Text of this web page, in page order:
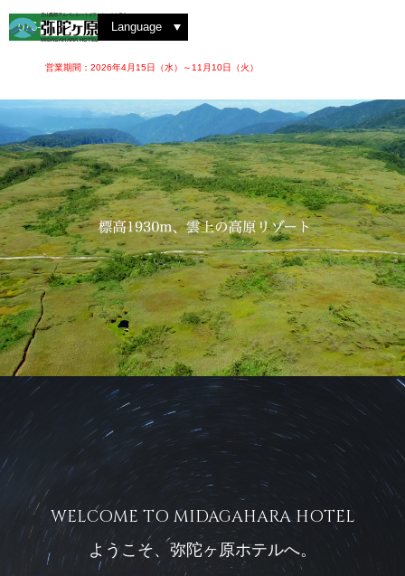
立山黒部アルペンルートオフィシャルホテル
MIDAGAHARA HOTEL
076-442-2222 Language
営業期間：2026年4月15日（水）～11月10日（火）
WELCOME TO MIDAGAHARA HOTEL
ようこそ、弥陀ヶ原ホテルへ。